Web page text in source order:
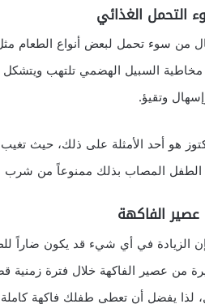
التحمل الغذائي
من سوء تحمل لبعض أنواع الطعام
السبيل الهضمي تلتهب
وتقيؤ.
هو أحد الأمثلة على ذلك، حيث
الطفل المصاب بذلك ممنوعاً من شرب
الفاكهة
الزيادة في أي شيء قد يكون ضاراً
من عصير الفاكهة خلال فترة زمنية
لذا يفضل أن تعطي طفلك فاكهة